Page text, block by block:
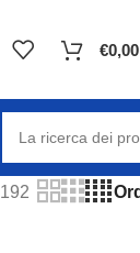
€0,00
192